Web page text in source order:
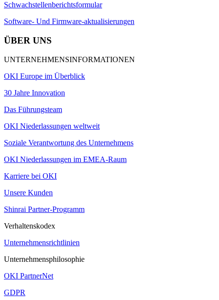
Schwachstellenberichtsformular
Software- Und Firmware-aktualisierungen
ÜBER UNS
UNTERNEHMENSINFORMATIONEN
OKI Europe im Überblick
30 Jahre Innovation
Das Führungsteam
OKI Niederlassungen weltweit
Soziale Verantwortung des Unternehmens
OKI Niederlassungen im EMEA-Raum
Karriere bei OKI
Unsere Kunden
Shinrai Partner-Programm
Verhaltenskodex
Unternehmensrichtlinien
Unternehmensphilosophie
OKI PartnerNet
GDPR